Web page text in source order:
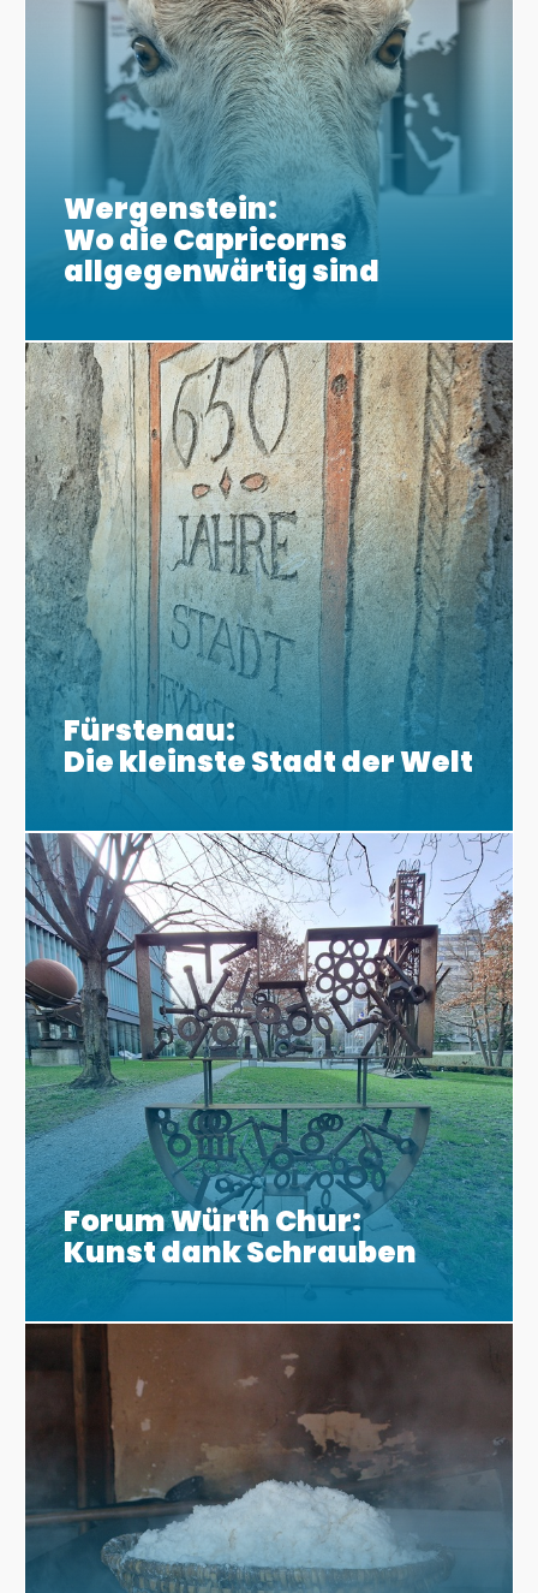
Wergenstein:
Wo die Capricorns
allgegenwärtig sind
Fürstenau:
Die kleinste Stadt der Welt
Forum Würth Chur:
Kunst dank Schrauben